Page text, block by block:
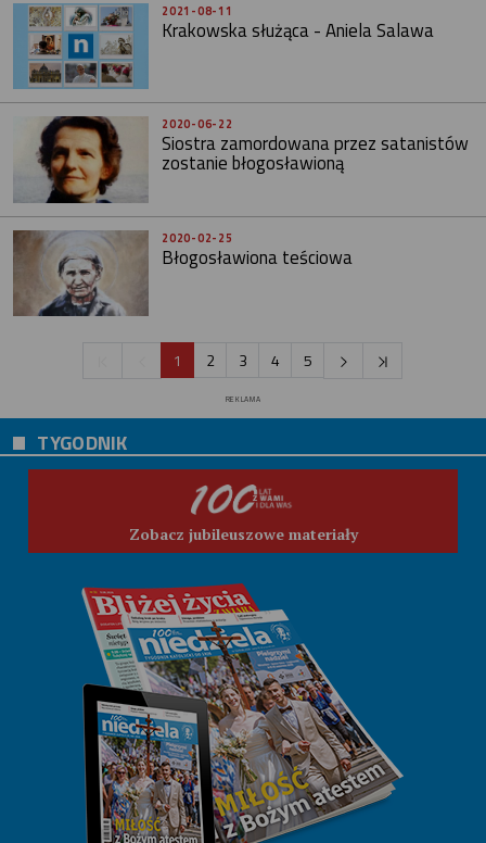
2021-08-11
Krakowska służąca - Aniela Salawa
2020-06-22
Siostra zamordowana przez satanistów
zostanie błogosławioną
2020-02-25
Błogosławiona teściowa
1 2 3 4 5
REKLAMA
TYGODNIK
Zobacz jubileuszowe materiały